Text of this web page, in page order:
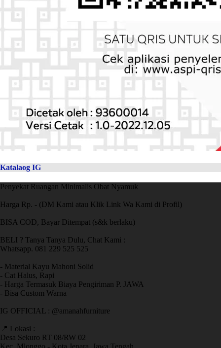
Katalaog IG
Penyekat Ruangan Minimalis Obat Nyamuk
Harga Rp. - (DM Kami atau Klik Link Wa Kami di Profil)
BISA COD, Bayar Ditempat (s&k berlaku)
BELI ? Tanya Tanya Dulu, Chat Kami :
Whatsapp. 081 229 525 525
- Material Kayu Mahoni Solid
- Cat Halus, Rapi
- Harga Termasuk Biaya Pengiriman P. JAWA
- Bisa Custom Warna
IG OFFICIAL : @amanahfurniture
📍 Lokasi :
Desa Sekuro RT 08/RW 02